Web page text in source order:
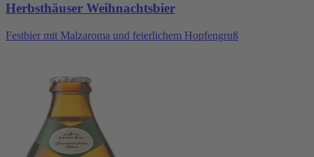
Herbsthäuser Weihnachtsbier
Festbier mit Malzaroma und feierlichem Hopfengruß